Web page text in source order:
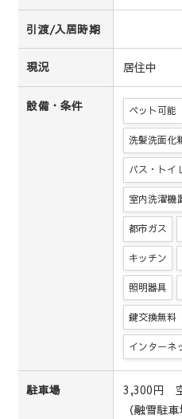
引渡/入居時期
現況 居住中
設備・条件 ペット可能
洗髪洗面化
バス・トイ
室内洗濯機
都市ガス
キッチン
照明器具
鍵交換無料
インターネ
駐車場
3,300円
（融雪駐車